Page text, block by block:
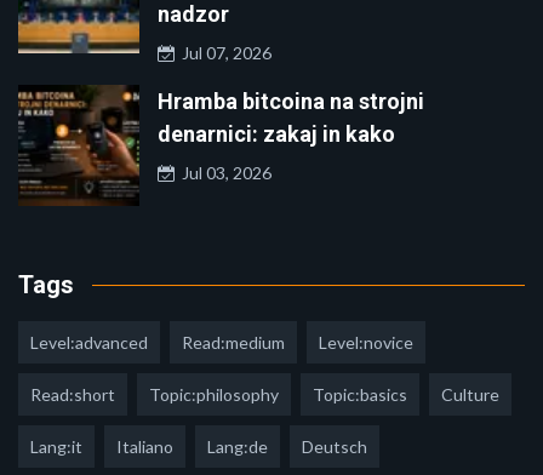
nadzor
Jul 07, 2026
Hramba bitcoina na strojni
denarnici: zakaj in kako
Jul 03, 2026
Tags
Level:advanced Read:medium Level:novice
Read:short Topic:philosophy Topic:basics Culture
Lang:it Italiano Lang:de Deutsch